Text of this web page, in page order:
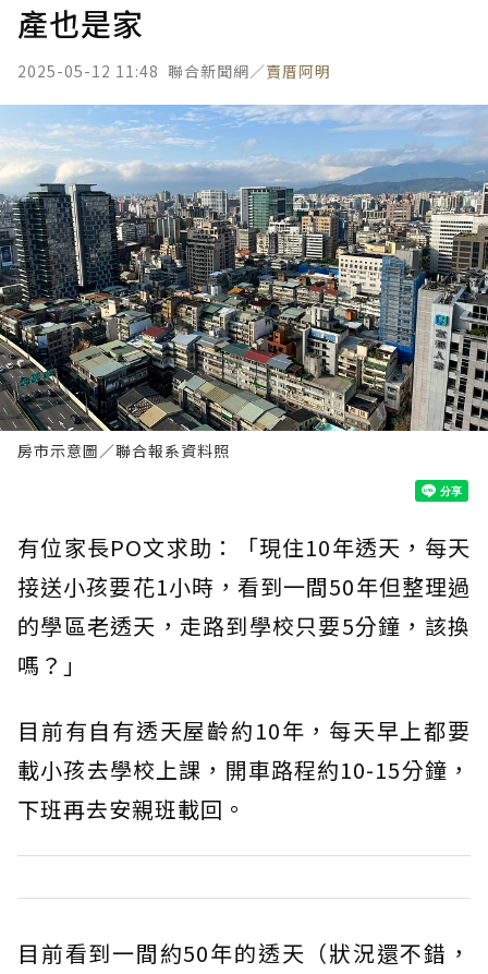
產也是家
2025-05-12 11:48 聯合新聞網／賣厝阿明
房市示意圖／聯合報系資料照
有位家長PO文求助：「現住10年透天，每天
接送小孩要花1小時，看到一間50年但整理過
的學區老透天，走路到學校只要5分鐘，該換
嗎？」
目前有自有透天屋齡約10年，每天早上都要
載小孩去學校上課，開車路程約10-15分鐘，
下班再去安親班載回。
目前看到一間約50年的透天（狀況還不錯，